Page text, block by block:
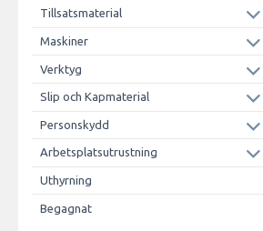
Tillsatsmaterial
Maskiner
Verktyg
Slip och Kapmaterial
Personskydd
Arbetsplatsutrustning
Uthyrning
Begagnat